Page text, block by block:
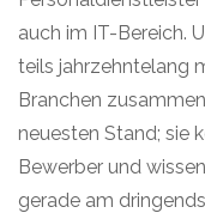
auch im IT-Bereich.
teils jahrzehntelang
Branchen
neuesten Stand; sie
Bewerber und
gerade am